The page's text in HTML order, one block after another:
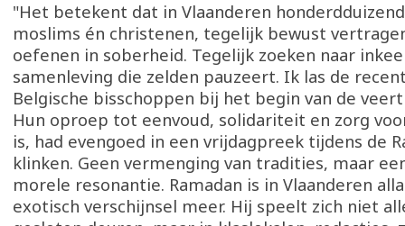
"Het betekent dat in Vlaanderen
moslims én christenen, tegelijk bewust
oefenen in soberheid. Tegelijk zoeken naar
samenleving die zelden pauzeert. Ik las de
Belgische bisschoppen bij het begin van de
Hun oproep tot eenvoud, solidariteit en zorg
is, had evengoed in een vrijdagpreek tijdens de
klinken. Geen vermenging van tradities, maar
morele resonantie. Ramadan is in Vlaanderen
exotisch verschijnsel meer. Hij speelt zich niet